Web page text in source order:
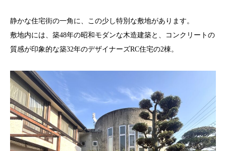
静かな住宅街の一角に、この少し特別な敷地があります。
敷地内には、築48年の昭和モダンな木造建築と、コンクリートの
質感が印象的な築32年のデザイナーズRC住宅の2棟。